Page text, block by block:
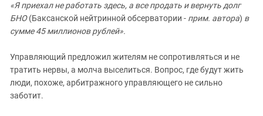
Южная Осетия
Южный Кавказ
«Я приехал не работать здесь, а все продать и вернуть долг
БНО(Баксанской нейтринной обсерватории - прим. автора) в
сумме 45 миллионов рублей».
Управляющий предложил жителям не сопротивляться и не
тратить нервы, а молча выселиться. Вопрос, где будут жить
люди, похоже, арбитражного управляющего не сильно
заботит.